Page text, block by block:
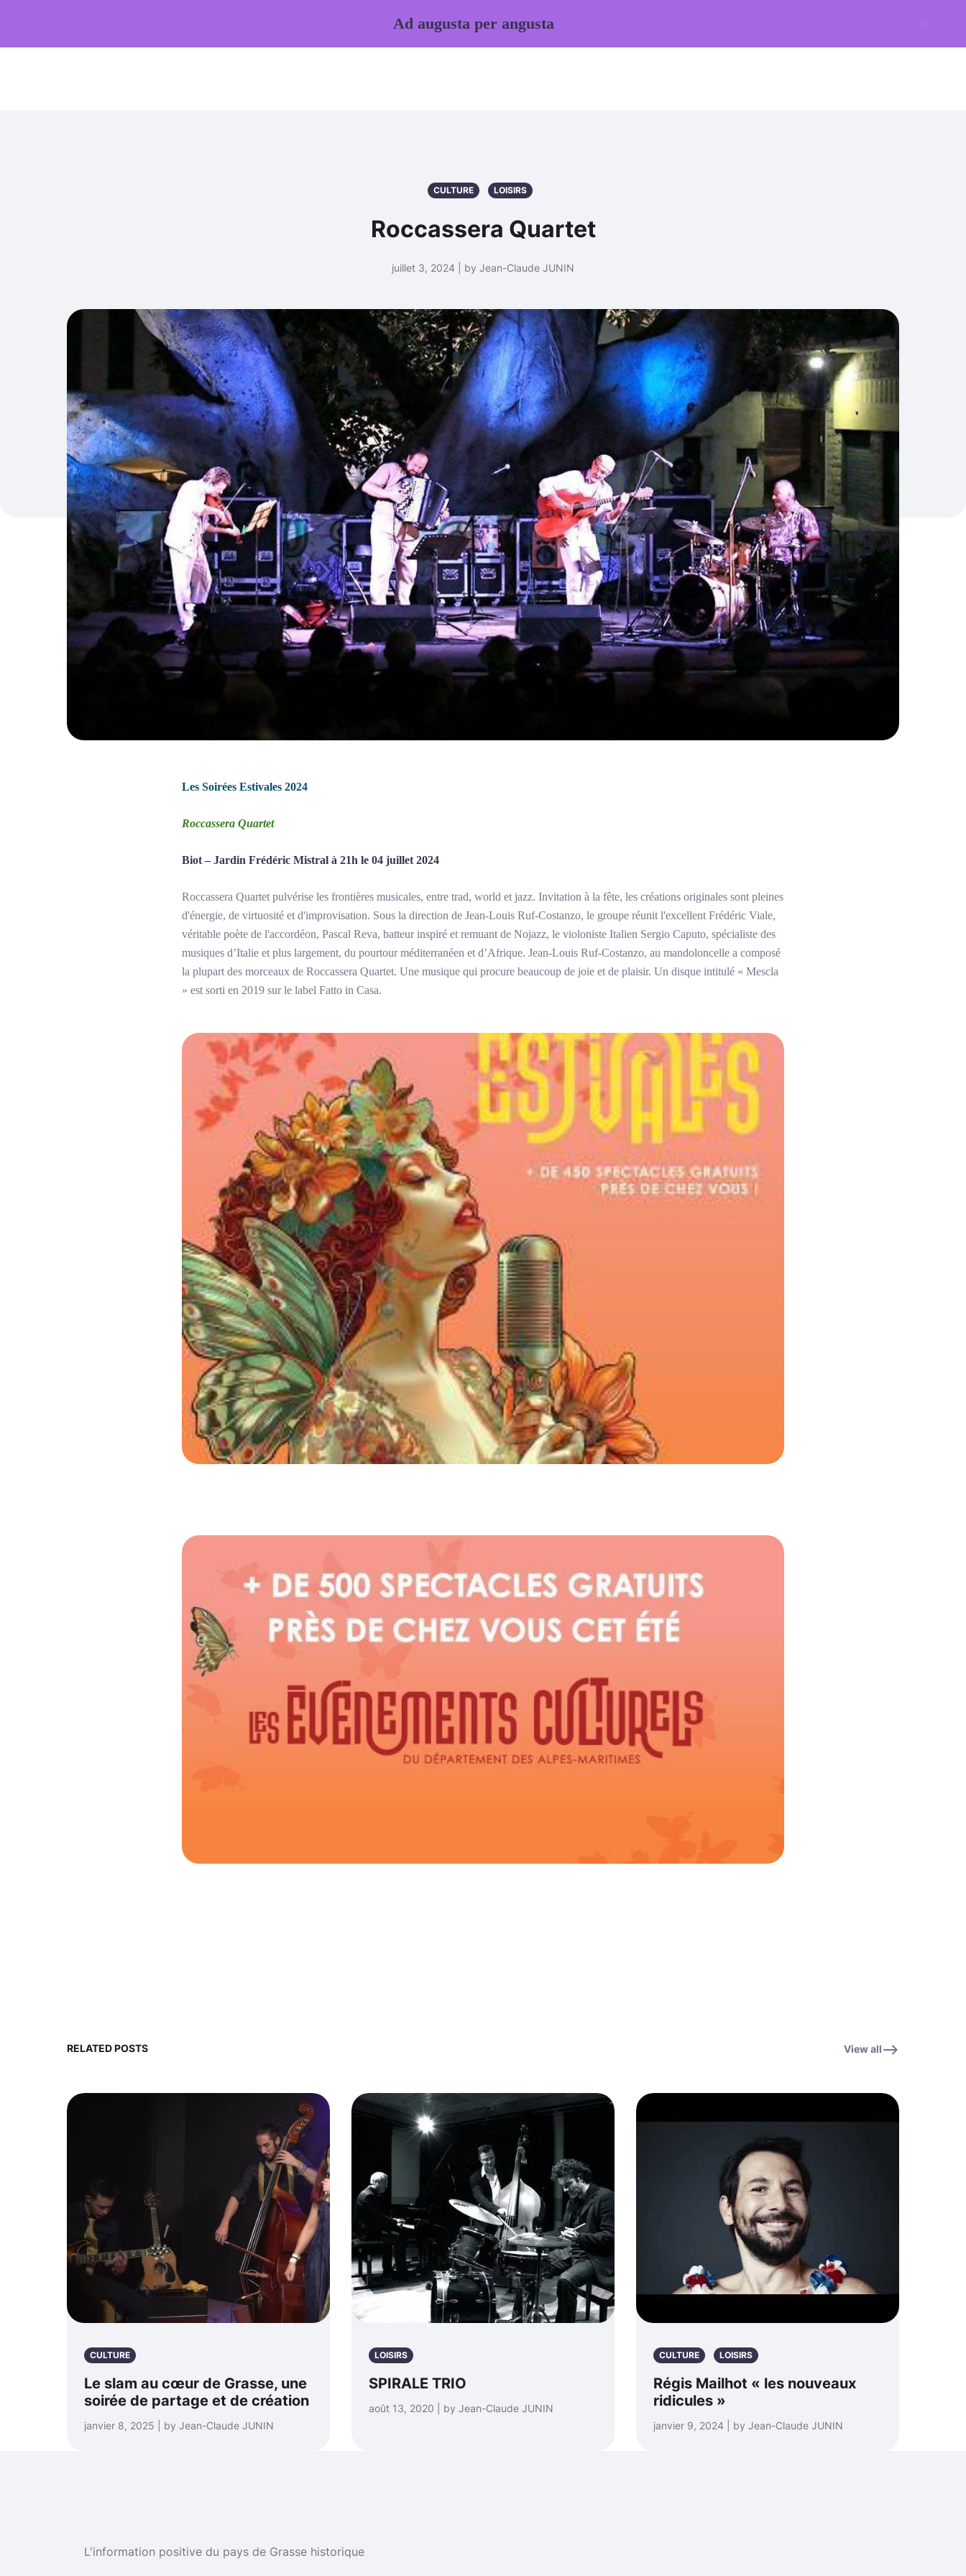
CULTURE LOISIRS
Roccassera Quartet
juillet 3, 2024 | by Jean-Claude JUNIN
Les Soirées Estivales 2024
Roccassera Quartet
Biot – Jardin Frédéric Mistral à 21h le 04 juillet 2024
Roccassera Quartet pulvérise les frontières musicales, entre trad, world et jazz. Invitation à la fête, les créations originales sont pleines
d'énergie, de virtuosité et d'improvisation. Sous la direction de Jean-Louis Ruf-Costanzo, le groupe réunit l'excellent Frédéric Viale,
véritable poète de l'accordéon, Pascal Reva, batteur inspiré et remuant de Nojazz, le violoniste Italien Sergio Caputo, spécialiste des
musiques d’Italie et plus largement, du pourtour méditerranéen et d’Afrique. Jean-Louis Ruf-Costanzo, au mandoloncelle a composé
la plupart des morceaux de Roccassera Quartet. Une musique qui procure beaucoup de joie et de plaisir. Un disque intitulé « Mescla
» est sorti en 2019 sur le label Fatto in Casa.
RELATED POSTS View all
CULTURE
Le slam au cœur de Grasse, une
soirée de partage et de création
janvier 8, 2025 | by Jean-Claude JUNIN
LOISIRS
SPIRALE TRIO
août 13, 2020 | by Jean-Claude JUNIN
CULTURE LOISIRS
Régis Mailhot « les nouveaux
ridicules »
janvier 9, 2024 | by Jean-Claude JUNIN
L'information positive du pays de Grasse historique
Ad augusta per angusta